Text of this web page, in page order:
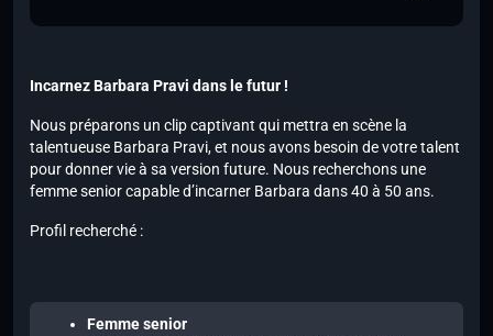
Incarnez Barbara Pravi dans le futur !
Nous préparons un clip captivant qui mettra en scène la
talentueuse Barbara Pravi, et nous avons besoin de votre talent
pour donner vie à sa version future. Nous recherchons une
femme senior capable d’incarner Barbara dans 40 à 50 ans.
Profil recherché :
Femme senior